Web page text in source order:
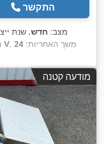
התקשר
מצב: חדש, שנת
230 V , משך האחריות: 24
475 מ"מ
, מאושר על ידי DGUV עד:06/2028
,
, מודעה קטנה